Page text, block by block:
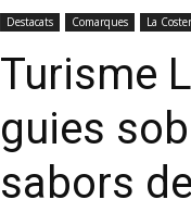
Destacats Comarques La
Turisme
guies
sabors